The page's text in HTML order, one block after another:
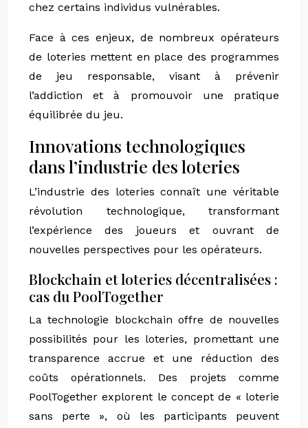
chez certains individus vulnérables.
Face à ces enjeux, de nombreux opérateurs
de loteries mettent en place des programmes
de jeu responsable, visant à prévenir
l’addiction et à promouvoir une pratique
équilibrée du jeu.
Innovations technologiques
dans l’industrie des loteries
L’industrie des loteries connaît une véritable
révolution technologique, transformant
l’expérience des joueurs et ouvrant de
nouvelles perspectives pour les opérateurs.
Blockchain et loteries décentralisées :
cas du PoolTogether
La technologie blockchain offre de nouvelles
possibilités pour les loteries, promettant une
transparence accrue et une réduction des
coûts opérationnels. Des projets comme
PoolTogether explorent le concept de « loterie
sans perte », où les participants peuvent